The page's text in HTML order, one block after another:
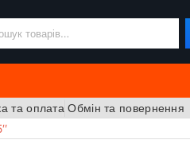
та оплата Обмін та повернення